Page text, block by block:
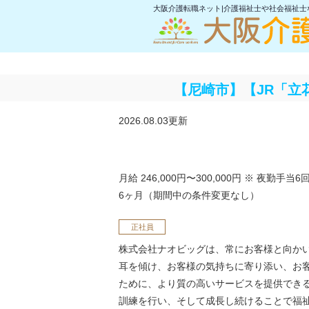
大阪介護転職ネット|介護福祉士や社会福祉
【尼崎市】【JR「
2026.08.03更新
月給 246,000円〜300,000円 ※ 夜勤手当6
6ヶ月（期間中の条件変更なし）
正社員
株式会社ナオビッグは、常にお客様と向か
耳を傾け、お客様の気持ちに寄り添い、お
ために、より質の高いサービスを提供でき
訓練を行い、そして成長し続けることで福